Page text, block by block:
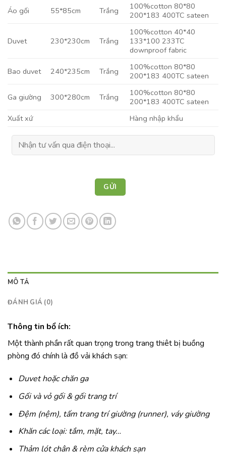
Áo gối 55*85cm Trắng
100%cotton 80*80
200*183 400TC sateen
Duvet 230*230cm Trắng
100%cotton 40*40
133*100 233TC
downproof fabric
Bao duvet 240*235cm Trắng
100%cotton 80*80
200*183 400TC sateen
Ga giường 300*280cm Trắng
100%cotton 80*80
200*183 400TC sateen
Xuất xứ
Hàng nhập khẩu
MÔ TẢ
ĐÁNH GIÁ (0)
Thông tin bổ ích:
Một thành phần rất quan trọng trong trang thiêt bị buồng
phòng đó chính là đồ vải khách sạn:
Duvet hoặc chăn ga
Gối và vỏ gối & gối trang trí
Đệm (nệm), tấm trang trí giường (runner), váy giường
Khăn các loại: tắm, mặt, tay…
Thảm lót chân & rèm cửa khách sạn